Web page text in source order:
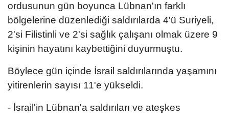
ordusunun gün boyunca Lübnan'ın farklı
bölgelerine düzenlediği saldırılarda 4'ü Suriyeli,
2'si Filistinli ve 2'si sağlık çalışanı olmak üzere 9
kişinin hayatını kaybettiğini duyurmuştu.
Böylece gün içinde İsrail saldırılarında yaşamını
yitirenlerin sayısı 11'e yükseldi.
- İsrail'in Lübnan'a saldırıları ve ateşkes